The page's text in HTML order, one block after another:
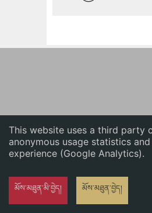
This website uses a third party
anonymous usage statistics
experience (Google Analytics).
མོས་མཐུན་མི་བྱེད། མོས་མཐུན་བྱེད།